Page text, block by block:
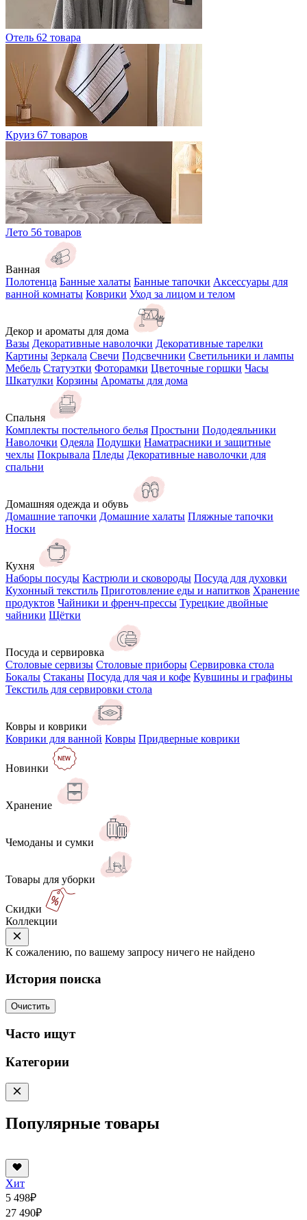
Отель 62 товара
Круиз 67 товаров
Лето 56 товаров
Ванная
Полотенца Банные халаты Банные тапочки Аксессуары для
ванной комнаты Коврики Уход за лицом и телом
Декор и ароматы для дома
Вазы Декоративные наволочки Декоративные тарелки
Картины Зеркала Свечи Подсвечники Светильники и лампы
Мебель Статуэтки Фоторамки Цветочные горшки Часы
Шкатулки Корзины Ароматы для дома
Спальня
Комплекты постельного белья Простыни Пододеяльники
Наволочки Одеяла Подушки Наматрасники и защитные
чехлы Покрывала Пледы Декоративные наволочки для
спальни
Домашняя одежда и обувь
Домашние тапочки Домашние халаты Пляжные тапочки
Носки
Кухня
Наборы посуды Кастрюли и сковороды Посуда для духовки
Кухонный текстиль Приготовление еды и напитков Хранение
продуктов Чайники и френч-прессы Турецкие двойные
чайники Щётки
Посуда и сервировка
Столовые сервизы Столовые приборы Сервировка стола
Бокалы Стаканы Посуда для чая и кофе Кувшины и графины
Текстиль для сервировки стола
Ковры и коврики
Коврики для ванной Ковры Придверные коврики
Новинки
Хранение
Чемоданы и сумки
Товары для уборки
Скидки
Коллекции
К сожалению, по вашему запросу ничего не найдено
История поиска
Очистить
Часто ищут
Категории
Популярные товары
Хит
5 498₽
27 490₽